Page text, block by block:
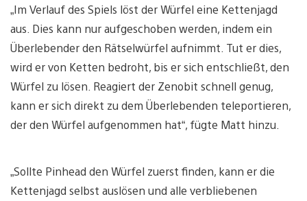
„Im Verlauf des Spiels löst der Würfel eine Kettenjagd
aus. Dies kann nur aufgeschoben werden, indem ein
Überlebender den Rätselwürfel aufnimmt. Tut er dies,
wird er von Ketten bedroht, bis er sich entschließt, den
Würfel zu lösen. Reagiert der Zenobit schnell genug,
kann er sich direkt zu dem Überlebenden teleportieren,
der den Würfel aufgenommen hat“, fügte Matt hinzu.
„Sollte Pinhead den Würfel zuerst finden, kann er die
Kettenjagd selbst auslösen und alle verbliebenen